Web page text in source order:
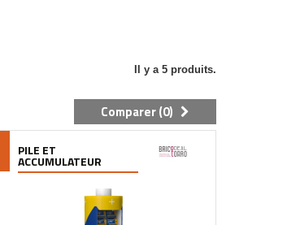
Il y a 5 produits.
Comparer (0)
PILE ET
ACCUMULATEUR